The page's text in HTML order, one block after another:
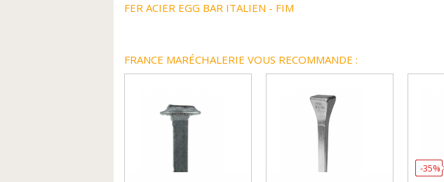
FER ACIER EGG BAR ITALIEN - FIM
FRANCE MARÉCHALERIE VOUS RECOMMANDE :
-35%